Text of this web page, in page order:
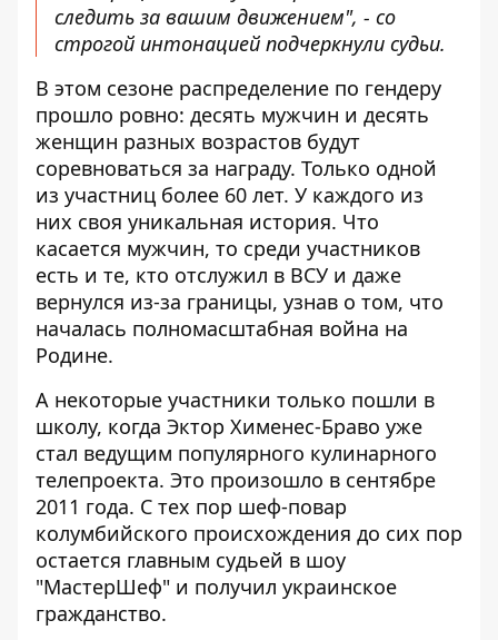
следить за вашим движением", - со
строгой интонацией подчеркнули судьи.
В этом сезоне распределение по гендеру
прошло ровно: десять мужчин и десять
женщин разных возрастов будут
соревноваться за награду. Только одной
из участниц более 60 лет. У каждого из
них своя уникальная история. Что
касается мужчин, то среди участников
есть и те, кто отслужил в ВСУ и даже
вернулся из-за границы, узнав о том, что
началась полномасштабная война на
Родине.
А некоторые участники только пошли в
школу, когда Эктор Хименес-Браво уже
стал ведущим популярного кулинарного
телепроекта. Это произошло в сентябре
2011 года. С тех пор шеф-повар
колумбийского происхождения до сих пор
остается главным судьей в шоу
"МастерШеф" и получил украинское
гражданство.